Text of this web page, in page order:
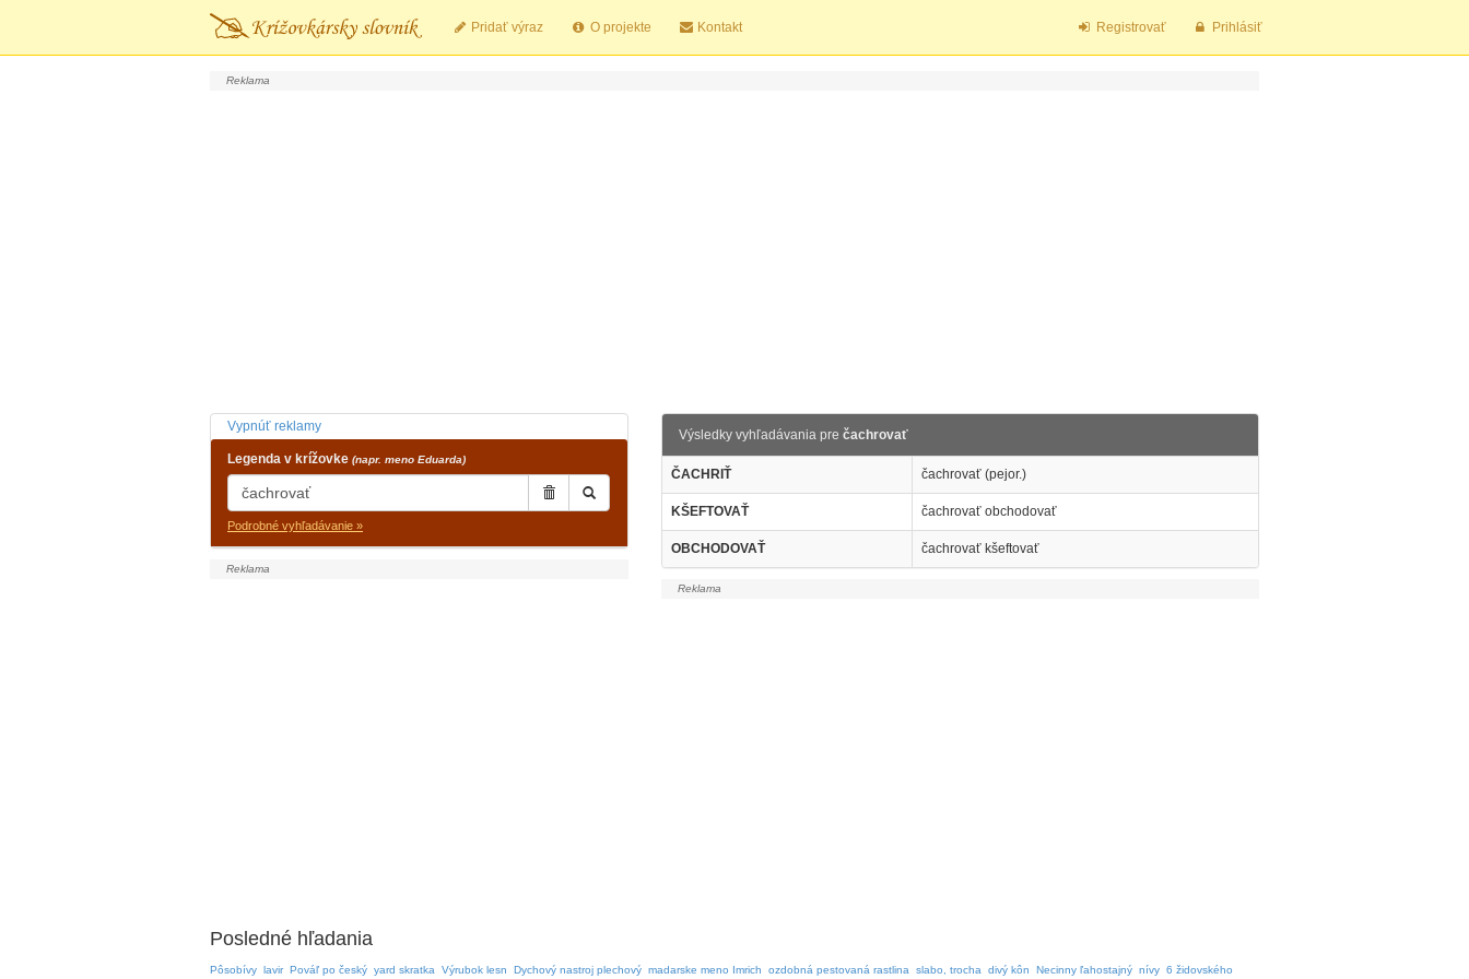
Pridať výraz O projekte Kontakt Registrovať Prihlásiť
Vypnúť reklamy
Legenda v krížovke (napr. meno Eduarda)
Podrobné vyhľadávanie »
Výsledky vyhľadávania pre čachrovať
ČACHRIŤ čachrovať (pejor.)
KŠEFTOVAŤ čachrovať obchodovať
OBCHODOVAŤ čachrovať kšeftovať
Posledné hľadania
Pôsobívy lavir Pováľ po český yard skratka Výrubok lesn Dychový nastroj plechový madarske meno Imrich ozdobná pestovaná rastlina slabo, trocha divý kôn Necinny ľahostajný nívy 6 židovského